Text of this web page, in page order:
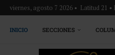
viernes, agosto 7 2026 • Latitud 21
INICIO SECCIONES